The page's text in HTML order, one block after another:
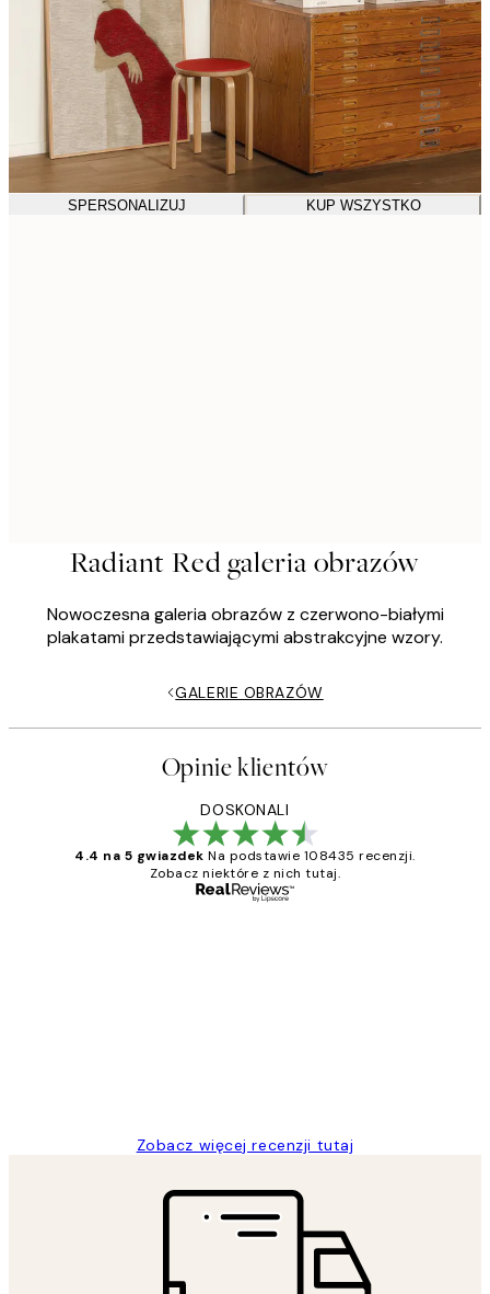
SPERSONALIZUJ KUP WSZYSTKO
Radiant Red galeria obrazów
Nowoczesna galeria obrazów z czerwono-białymi
plakatami przedstawiającymi abstrakcyjne wzory.
GALERIE OBRAZÓW
Opinie klientów
DOSKONALI
4.4 na 5 gwiazdek Na podstawie 108435 recenzji.
Zobacz niektóre z nich tutaj.
Zobacz więcej recenzji tutaj